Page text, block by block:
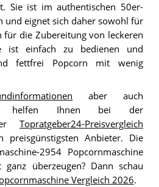
Sie ist im authentischen 50er-
und eignet sich daher sowohl für
für die Zubereitung von leckeren
ist einfach zu bedienen und
fettfrei Popcorn mit wenig
aber auch
helfen Ihnen bei der
Topratgeber24-Preisvergleich
preisgünstigsten Anbieter. Die
2954 Popcornmaschine
überzeugen? Dann schau
Vergleich 2026.